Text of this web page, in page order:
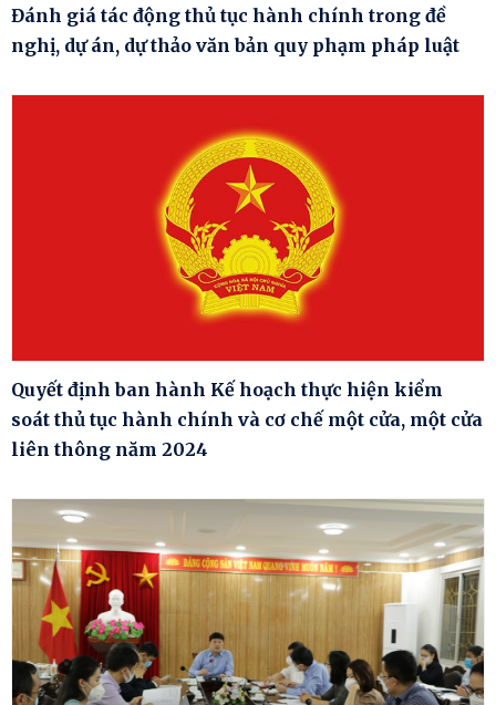
Đánh giá tác động thủ tục hành chính trong đề
nghị, dự án, dự thảo văn bản quy phạm pháp luật
Quyết định ban hành Kế hoạch thực hiện kiểm
soát thủ tục hành chính và cơ chế một cửa, một cửa
liên thông năm 2024